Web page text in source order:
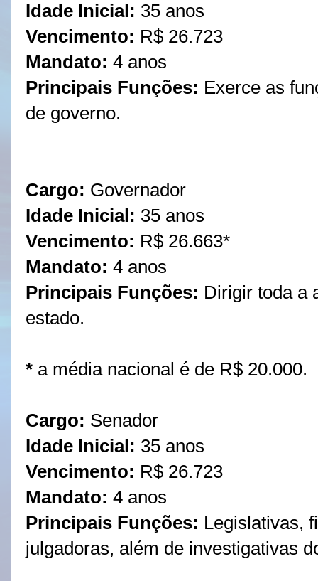
Idade Inicial: 35 anos
Vencimento: R$ 26.723
Mandato: 4 anos
Principais Funções: Exerce as
de governo.
Cargo: Governador
Idade Inicial: 35 anos
Vencimento: R$ 26.663*
Mandato: 4 anos
Principais Funções: Dirigir toda a
estado.
* a média nacional é de R$ 20.000.
Cargo: Senador
Idade Inicial: 35 anos
Vencimento: R$ 26.723
Mandato: 4 anos
Principais Funções: Legislativas,
julgadoras, além de investigativas